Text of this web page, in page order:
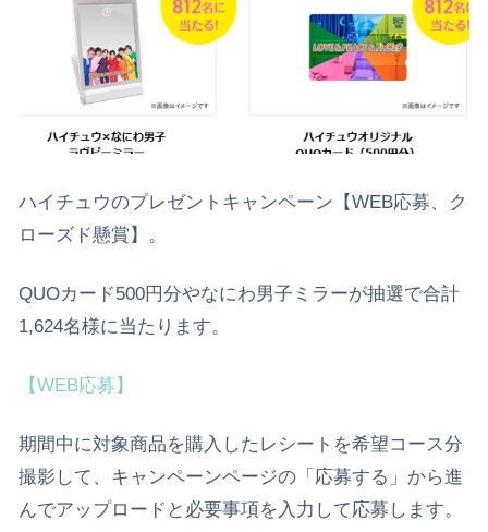
ハイチュウのプレゼントキャンペーン【WEB応募、ク
ローズド懸賞】。
QUOカード500円分やなにわ男子ミラーが抽選で合計
1,624名様に当たります。
【WEB応募】
期間中に対象商品を購入したレシートを希望コース分
撮影して、キャンペーンページの「応募する」から進
んでアップロードと必要事項を入力して応募します。